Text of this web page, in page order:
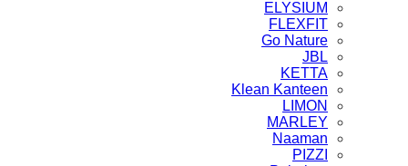
ELYSIUM
FLEXFIT
Go Nature
JBL
KETTA
Klean Kanteen
LIMON
MARLEY
Naaman
PIZZI